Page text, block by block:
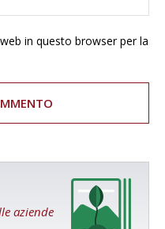
in questo browser per la
aziende